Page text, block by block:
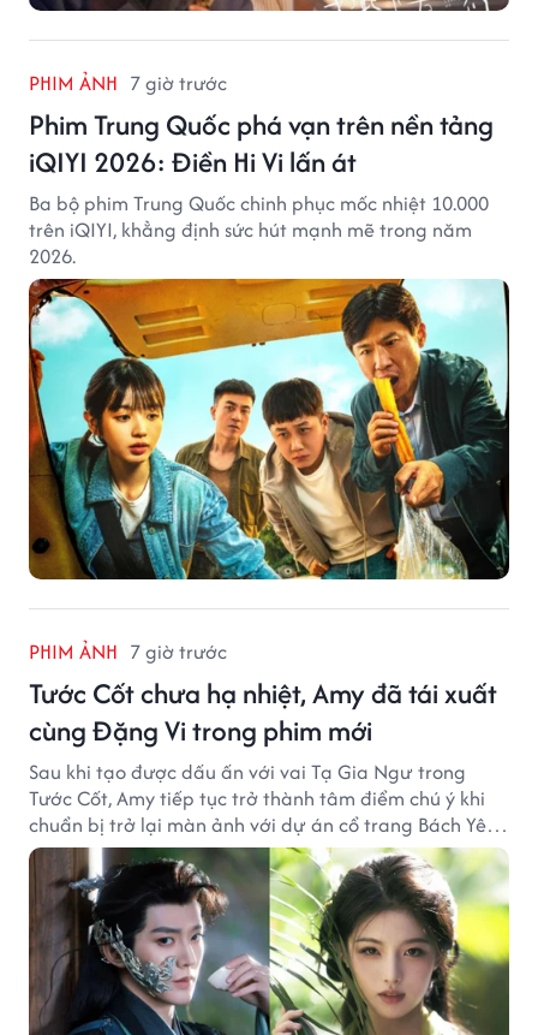
PHIM ẢNH 7 giờ trước
Phim Trung Quốc phá vạn trên nền tảng
iQIYI 2026: Điền Hi Vi lấn át
Ba bộ phim Trung Quốc chinh phục mốc nhiệt 10.000
trên iQIYI, khẳng định sức hút mạnh mẽ trong năm
2026.
PHIM ẢNH 7 giờ trước
Tước Cốt chưa hạ nhiệt, Amy đã tái xuất
cùng Đặng Vi trong phim mới
Sau khi tạo được dấu ấn với vai Tạ Gia Ngư trong
Tước Cốt, Amy tiếp tục trở thành tâm điểm chú ý khi
chuẩn bị trở lại màn ảnh với dự án cổ trang Bách Yêu
Phổ.